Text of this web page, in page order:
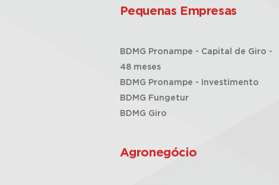
Pequenas Empresas
BDMG Pronampe - Capital de Giro -
48 meses
BDMG Pronampe - Investimento
BDMG Fungetur
BDMG Giro
Agronegócio